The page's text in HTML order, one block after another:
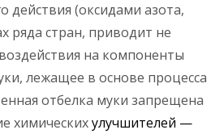
действия (оксидами азота,
ряда стран, приводит не
на компоненты
лежащее в основе процесса
отбелка муки запрещена
химическихулучшителей —